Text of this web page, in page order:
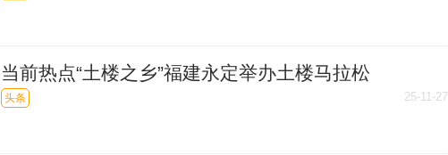
当前热点“土楼之乡”福建永定举办土楼马拉松
头条 25-11-27